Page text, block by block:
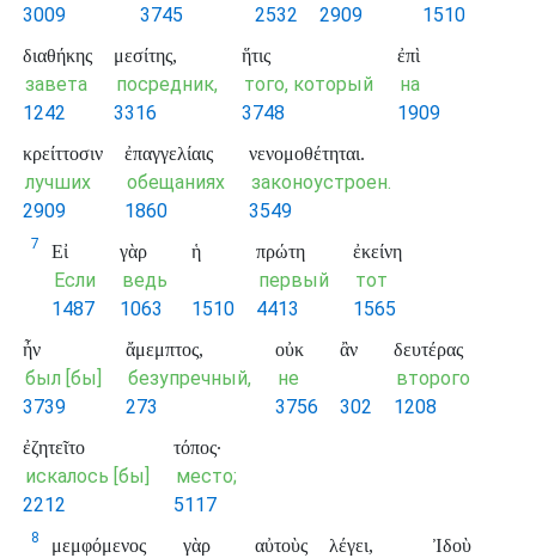
3009
3745
2532
2909
1510
διαθήκης
завета
1242
μεσίτης,
посредник,
3316
ἥτις
того, который
3748
ἐπὶ
на
1909
κρείττοσιν
лучших
2909
ἐπαγγελίαις
обещаниях
1860
νενομοθέτηται.
законоустроен.
3549
7 Εἰ
Если
1487
γὰρ
ведь
1063
ἡ
1510
πρώτη
первый
4413
ἐκείνη
тот
1565
ἦν
был [бы]
3739
ἄμεμπτος,
безупречный,
273
οὐκ
не
3756
ἂν
302
δευτέρας
второго
1208
ἐζητεῖτο
искалось [бы]
2212
τόπος·
место;
5117
8 μεμφόμενος γὰρ αὐτοὺς λέγει, Ἰδοὺ